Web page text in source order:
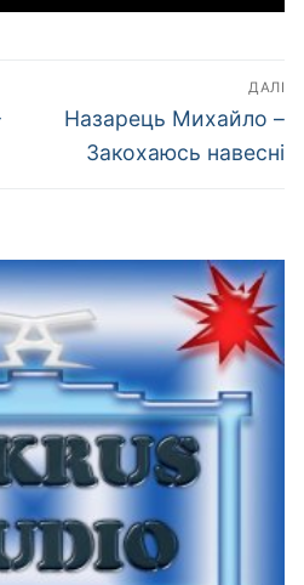
ДАЛІ
Наступний
запис:
Назарець Михайло –
Закохаюсь навесні